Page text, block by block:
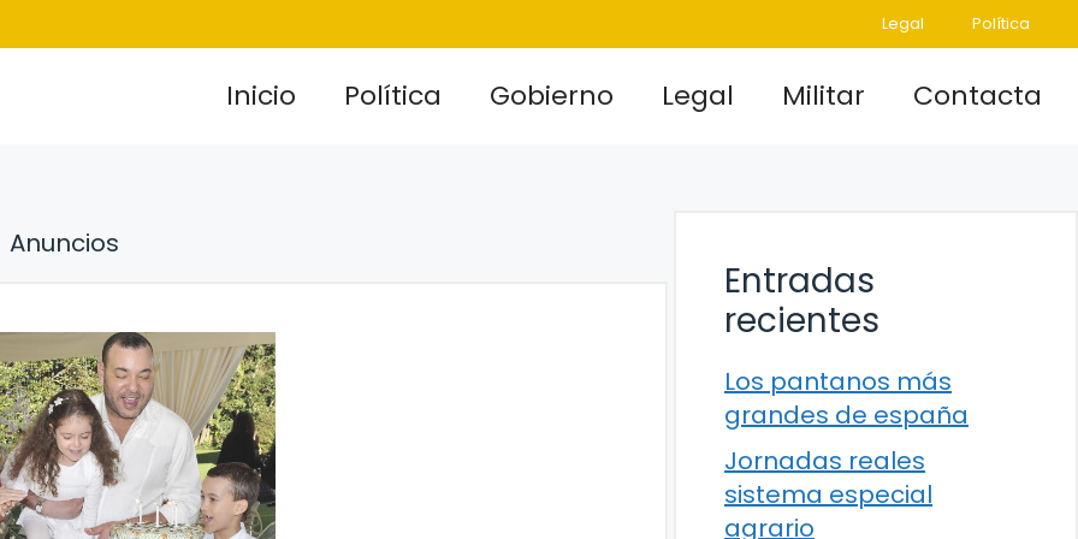
Legal Política
Inicio Política Gobierno Legal Militar Contacta
Anuncios
Entradas
recientes
Los pantanos más
grandes de españa
Jornadas reales
sistema especial
agrario